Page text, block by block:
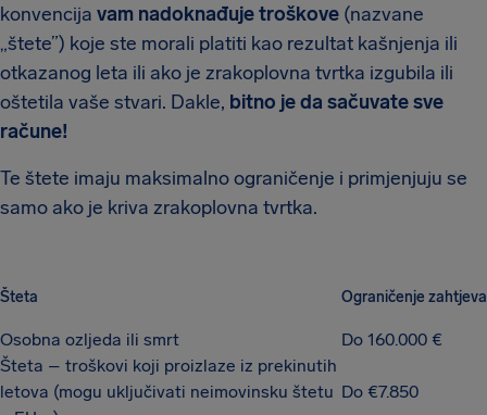
konvencija vam nadoknađuje troškove (nazvane
„štete”) koje ste morali platiti kao rezultat kašnjenja ili
otkazanog leta ili ako je zrakoplovna tvrtka izgubila ili
oštetila vaše stvari. Dakle, bitno je da sačuvate sve
račune!
Te štete imaju maksimalno ograničenje i primjenjuju se
samo ako je kriva zrakoplovna tvrtka.
Šteta Ograničenje zahtjeva
Osobna ozljeda ili smrt
Do 160.000 €
Šteta – troškovi koji proizlaze iz prekinutih
letova (mogu uključivati neimovinsku štetu Do €7.850